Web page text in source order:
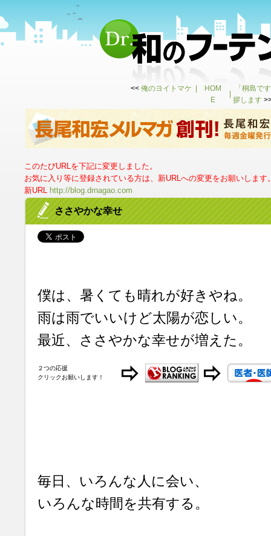
<< 俺のヨイトマケ
HOM
E
「桐島で
拶します
このたびURLを下記に変更しました。
お気に入り等に登録されている方は、新URLへの変更をお願いします
新URL http://blog.drnagao.com
ささやかな幸せ
僕は、暑くても晴れが好きやね。
雨は雨でいいけど太陽が恋しい。
最近、ささやかな幸せが増えた。
２つの応援
クリックお願いします！
毎日、いろんな人に会い、
いろんな時間を共有する。